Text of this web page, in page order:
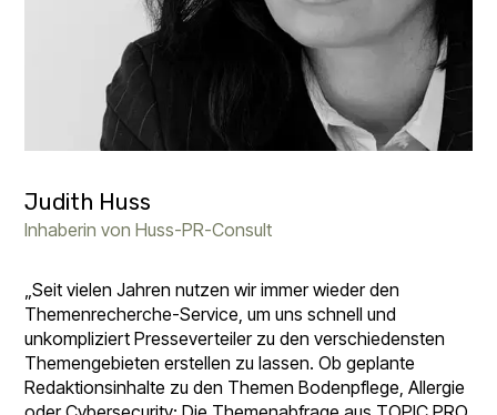
Judith Huss
Inhaberin von Huss-PR-Consult
„Seit vielen Jahren nutzen wir immer wieder den
Themenrecherche-Service, um uns schnell und
unkompliziert Presseverteiler zu den verschiedensten
Themengebieten erstellen zu lassen. Ob geplante
Redaktionsinhalte zu den Themen Bodenpflege, Allergie